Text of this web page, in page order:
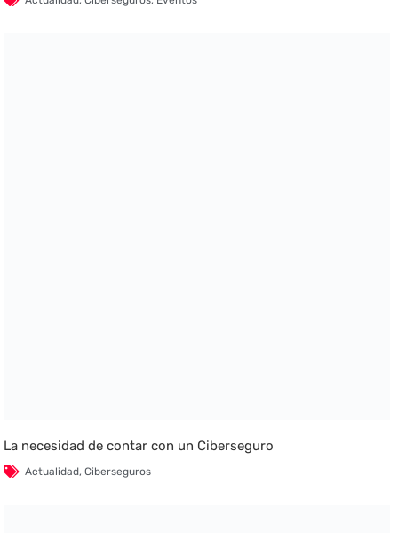
La necesidad de contar con un Ciberseguro
Actualidad,Ciberseguros